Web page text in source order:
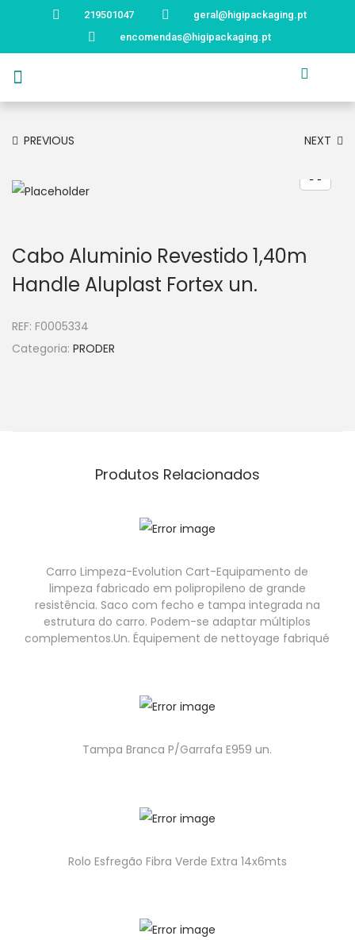
219501047
geral@higipackaging.pt
encomendas@higipackaging.pt
PREVIOUS NEXT
Cabo Aluminio Revestido 1,40m
Handle Aluplast Fortex un.
REF: F0005334
Categoria: PRODER
Produtos Relacionados
Carro Limpeza-Evolution Cart-Equipamento de
limpeza fabricado em polipropileno de grande
resistência. Saco com fecho e tampa integrada na
estrutura do carro. Podem-se adaptar múltiplos
complementos.Un. Équipement de nettoyage fabriqué
Tampa Branca P/Garrafa E959 un.
Rolo Esfregão Fibra Verde Extra 14x6mts